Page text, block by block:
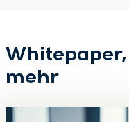
mehr